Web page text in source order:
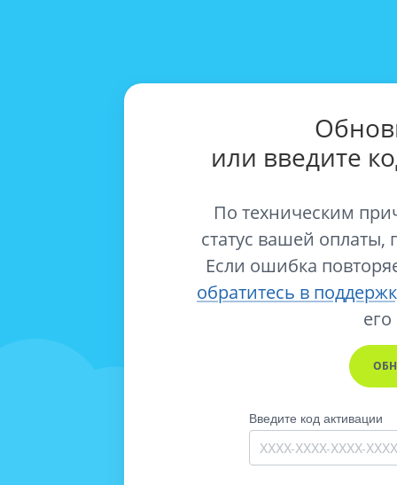
или введите
По техническим
статус вашей оплаты,
Если ошибка
обратитесь в
его
Введите код активации